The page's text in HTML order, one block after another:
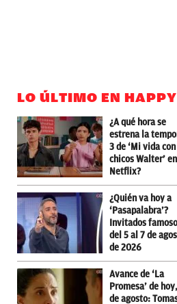
LO ÚLTIMO EN
¿A qué hora se
estrena la
3 de ‘Mi vida
chicos Walter’ en
Netflix?
¿Quién va hoy a
‘Pasapalabra’?
Invitados
del 5 al 7 de
de 2026
Avance de ‘La
Promesa’ de
de agosto: